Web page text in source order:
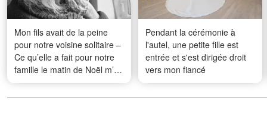
Mon fils avait de la peine
pour notre voisine solitaire –
Ce qu’elle a fait pour notre
famille le matin de Noël m’a
émue aux larmes
Pendant la cérémonie à
l'autel, une petite fille est
entrée et s'est dirigée droit
vers mon fiancé